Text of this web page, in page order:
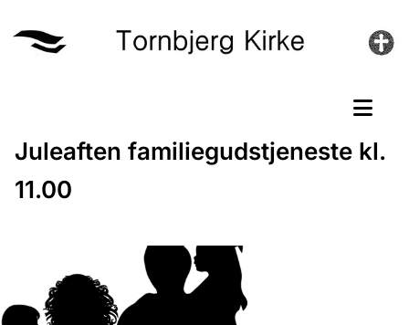
Juleaften familiegudstjeneste kl.
11.00